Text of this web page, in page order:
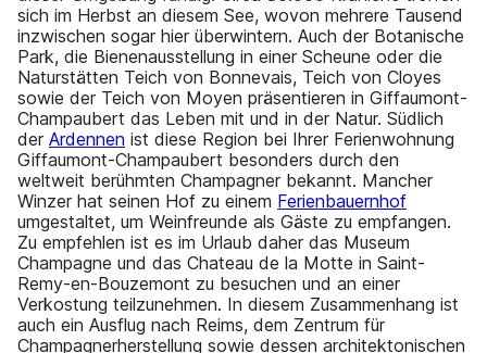
sich im Herbst an diesem See, wovon mehrere Tausend
inzwischen sogar hier überwintern. Auch der Botanische
Park, die Bienenausstellung in einer Scheune oder die
Naturstätten Teich von Bonnevais, Teich von Cloyes
sowie der Teich von Moyen präsentieren in Giffaumont-
Champaubert das Leben mit und in der Natur. Südlich
der Ardennen ist diese Region bei Ihrer Ferienwohnung
Giffaumont-Champaubert besonders durch den
weltweit berühmten Champagner bekannt. Mancher
Winzer hat seinen Hof zu einem Ferienbauernhof
umgestaltet, um Weinfreunde als Gäste zu empfangen.
Zu empfehlen ist es im Urlaub daher das Museum
Champagne und das Chateau de la Motte in Saint-
Remy-en-Bouzemont zu besuchen und an einer
Verkostung teilzunehmen. In diesem Zusammenhang ist
auch ein Ausflug nach Reims, dem Zentrum für
Champagnerherstellung sowie dessen architektonischen